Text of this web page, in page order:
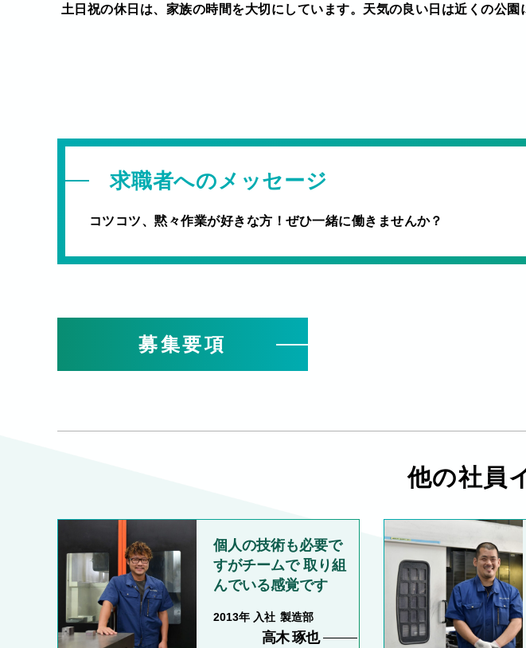
土日祝の休日は、家族の時間を大切にしています。天気の良い日は近くの公
求職者へのメッセージ
コツコツ、黙々作業が好きな方！ぜひ一緒に働きませんか？
募集要項
他の社員
個人の技術も必要で
すがチームで 取り組
んでいる感覚です
2013 製造部
高木 琢也